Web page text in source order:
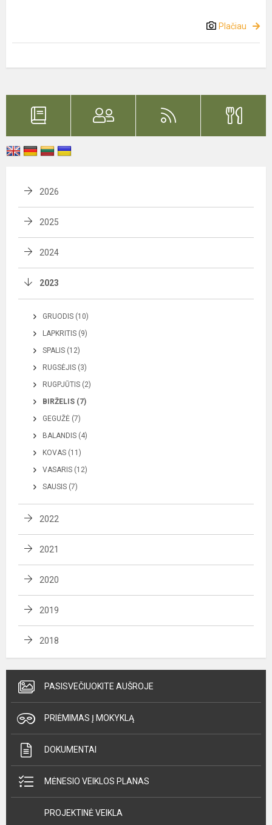
Plačiau
2026
2025
2024
2023
GRUODIS (10)
LAPKRITIS (9)
SPALIS (12)
RUGSĖJIS (3)
RUGPJŪTIS (2)
BIRŽELIS (7)
GEGUŽĖ (7)
BALANDIS (4)
KOVAS (11)
VASARIS (12)
SAUSIS (7)
2022
2021
2020
2019
2018
PASISVEČIUOKITE AUŠROJE
PRIĖMIMAS Į MOKYKLĄ
DOKUMENTAI
MĖNESIO VEIKLOS PLANAS
PROJEKTINĖ VEIKLA